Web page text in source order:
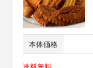
本体価格